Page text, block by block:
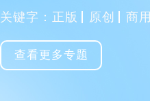
关键字： 正版 原创 商用
查看更多专题
收藏